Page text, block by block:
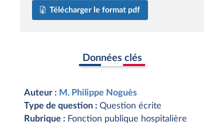
Télécharger le format pdf
Données clés
Auteur : M. Philippe Noguès
Type de question : Question écrite
Rubrique : Fonction publique hospitalière